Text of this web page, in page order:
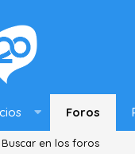
Foros
Buscar en los foros